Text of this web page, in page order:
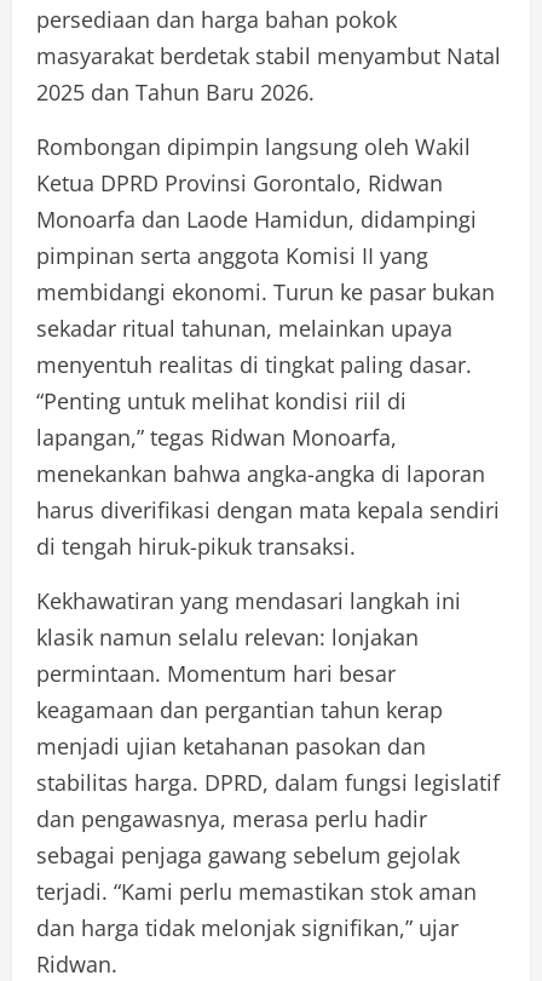
persediaan dan harga bahan pokok
masyarakat berdetak stabil menyambut Natal
2025 dan Tahun Baru 2026.
Rombongan dipimpin langsung oleh Wakil
Ketua DPRD Provinsi Gorontalo, Ridwan
Monoarfa dan Laode Hamidun, didampingi
pimpinan serta anggota Komisi II yang
membidangi ekonomi. Turun ke pasar bukan
sekadar ritual tahunan, melainkan upaya
menyentuh realitas di tingkat paling dasar.
“Penting untuk melihat kondisi riil di
lapangan,” tegas Ridwan Monoarfa,
menekankan bahwa angka-angka di laporan
harus diverifikasi dengan mata kepala sendiri
di tengah hiruk-pikuk transaksi.
Kekhawatiran yang mendasari langkah ini
klasik namun selalu relevan: lonjakan
permintaan. Momentum hari besar
keagamaan dan pergantian tahun kerap
menjadi ujian ketahanan pasokan dan
stabilitas harga. DPRD, dalam fungsi legislatif
dan pengawasnya, merasa perlu hadir
sebagai penjaga gawang sebelum gejolak
terjadi. “Kami perlu memastikan stok aman
dan harga tidak melonjak signifikan,” ujar
Ridwan.